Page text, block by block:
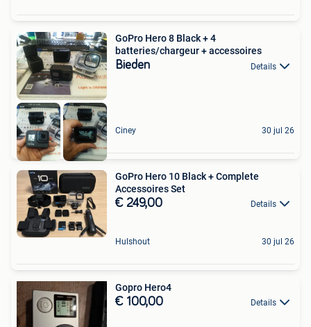
GoPro Hero 8 Black + 4
batteries/chargeur + accessoires
Bieden Details
Ciney 30 jul 26
GoPro Hero 10 Black + Complete
Accessoires Set
€ 249,00 Details
Hulshout 30 jul 26
Gopro Hero4
€ 100,00 Details